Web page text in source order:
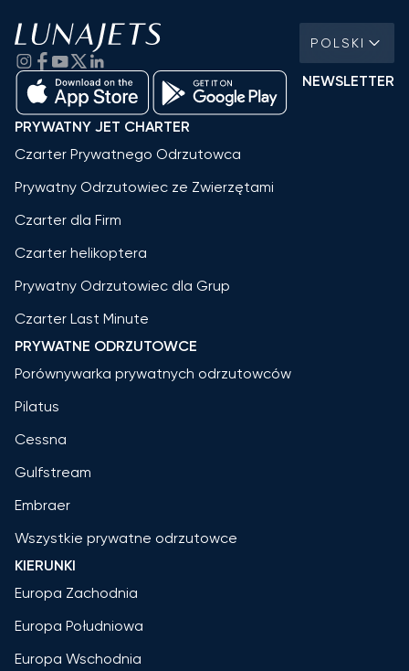
POLSKI
NEWSLETTER
PRYWATNY JET CHARTER
Czarter Prywatnego Odrzutowca
Prywatny Odrzutowiec ze Zwierzętami
Czarter dla Firm
Czarter helikoptera
Prywatny Odrzutowiec dla Grup
Czarter Last Minute
PRYWATNE ODRZUTOWCE
Porównywarka prywatnych odrzutowców
Pilatus
Cessna
Gulfstream
Embraer
Wszystkie prywatne odrzutowce
KIERUNKI
Europa Zachodnia
Europa Południowa
Europa Wschodnia